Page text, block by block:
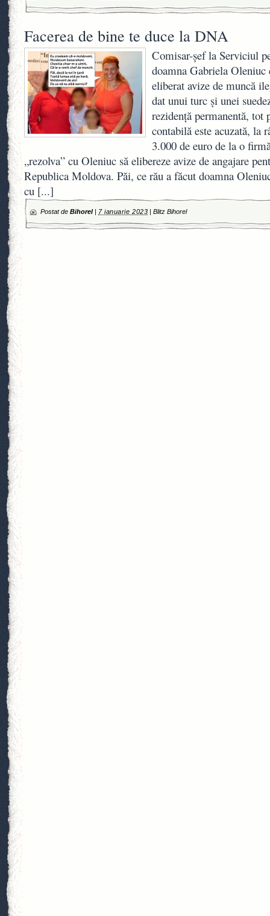
Facerea de bine te duce la DNA
Comisar-șef la Serviciul
doamna Gabriela
eliberat avize de muncă
dat unui turc și unei
rezidență permanentă, tot
contabilă este acuzată, la
3.000 de euro de la o
„rezolva” cu Oleniuc să elibereze avize de angajare
Republica Moldova. Păi, ce rău a făcut doamna
cu [...]
Postat de Bihorel| 7 ianuarie 2023 |Blitz Bihorel